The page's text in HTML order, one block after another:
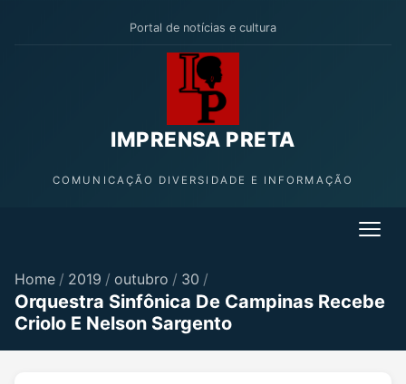
Portal de notícias e cultura
IMPRENSA PRETA
COMUNICAÇÃO DIVERSIDADE E INFORMAÇÃO
Home / 2019 / outubro / 30 /
Orquestra Sinfônica De Campinas Recebe
Criolo E Nelson Sargento